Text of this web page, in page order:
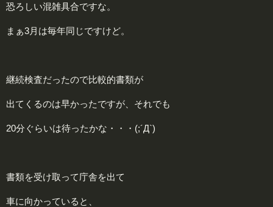
恐ろしい混雑具合ですな。
まぁ3月は毎年同じですけど。
継続検査だったので比較的書類が
出てくるのは早かったですが、それでも
20分ぐらいは待ったかな・・・(;´Д`)
書類を受け取って庁舎を出て
車に向かっていると、